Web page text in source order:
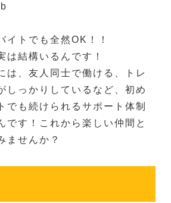
イトでも全然OK！！
は結構いるんです！
は、友人同士で働ける、トレ
しっかりしているなど、初め
でも続けられるサポート体制
です！これから楽しい仲間と
ませんか？